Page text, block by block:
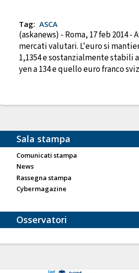
Tag: ASCA
(askanews) - Roma, 17 feb 2014 -
mercati valutari. L'euro si
1,1354 e sostanzialmente stabili
yen a 134 e quello euro franco
Sala stampa
Comunicati stampa
News
Rassegna stampa
Cybermagazine
Osservatori